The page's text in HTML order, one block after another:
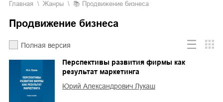
Главная Жанры Продвижение бизнеса
Продвижение бизнеса
Полная версия
Перспективы развития фирмы как
результат маркетинга
Юрий Александрович Лукаш